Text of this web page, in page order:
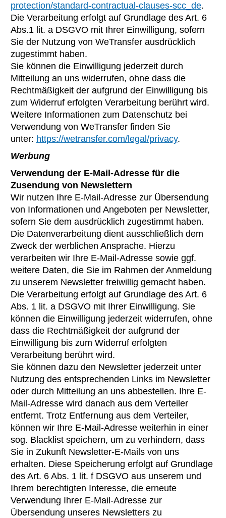
protection/standard-contractual-clauses-scc_de.
Die Verarbeitung erfolgt auf Grundlage des Art. 6
Abs.1 lit. a DSGVO mit Ihrer Einwilligung, sofern
Sie der Nutzung von WeTransfer ausdrücklich
zugestimmt haben.
Sie können die Einwilligung jederzeit durch
Mitteilung an uns widerrufen, ohne dass die
Rechtmäßigkeit der aufgrund der Einwilligung bis
zum Widerruf erfolgten Verarbeitung berührt wird.
Weitere Informationen zum Datenschutz bei
Verwendung von WeTransfer finden Sie
unter: https://wetransfer.com/legal/privacy.
Werbung
Verwendung der E-Mail-Adresse für die
Zusendung von Newslettern
Wir nutzen Ihre E-Mail-Adresse zur Übersendung
von Informationen und Angeboten per Newsletter,
sofern Sie dem ausdrücklich zugestimmt haben.
Die Datenverarbeitung dient ausschließlich dem
Zweck der werblichen Ansprache. Hierzu
verarbeiten wir Ihre E-Mail-Adresse sowie ggf.
weitere Daten, die Sie im Rahmen der Anmeldung
zu unserem Newsletter freiwillig gemacht haben.
Die Verarbeitung erfolgt auf Grundlage des Art. 6
Abs. 1 lit. a DSGVO mit Ihrer Einwilligung. Sie
können die Einwilligung jederzeit widerrufen, ohne
dass die Rechtmäßigkeit der aufgrund der
Einwilligung bis zum Widerruf erfolgten
Verarbeitung berührt wird.
Sie können dazu den Newsletter jederzeit unter
Nutzung des entsprechenden Links im Newsletter
oder durch Mitteilung an uns abbestellen. Ihre E-
Mail-Adresse wird danach aus dem Verteiler
entfernt. Trotz Entfernung aus dem Verteiler,
können wir Ihre E-Mail-Adresse weiterhin in einer
sog. Blacklist speichern, um zu verhindern, dass
Sie in Zukunft Newsletter-E-Mails von uns
erhalten. Diese Speicherung erfolgt auf Grundlage
des Art. 6 Abs. 1 lit. f DSGVO aus unserem und
Ihrem berechtigten Interesse, die erneute
Verwendung Ihrer E-Mail-Adresse zur
Übersendung unseres Newsletters zu